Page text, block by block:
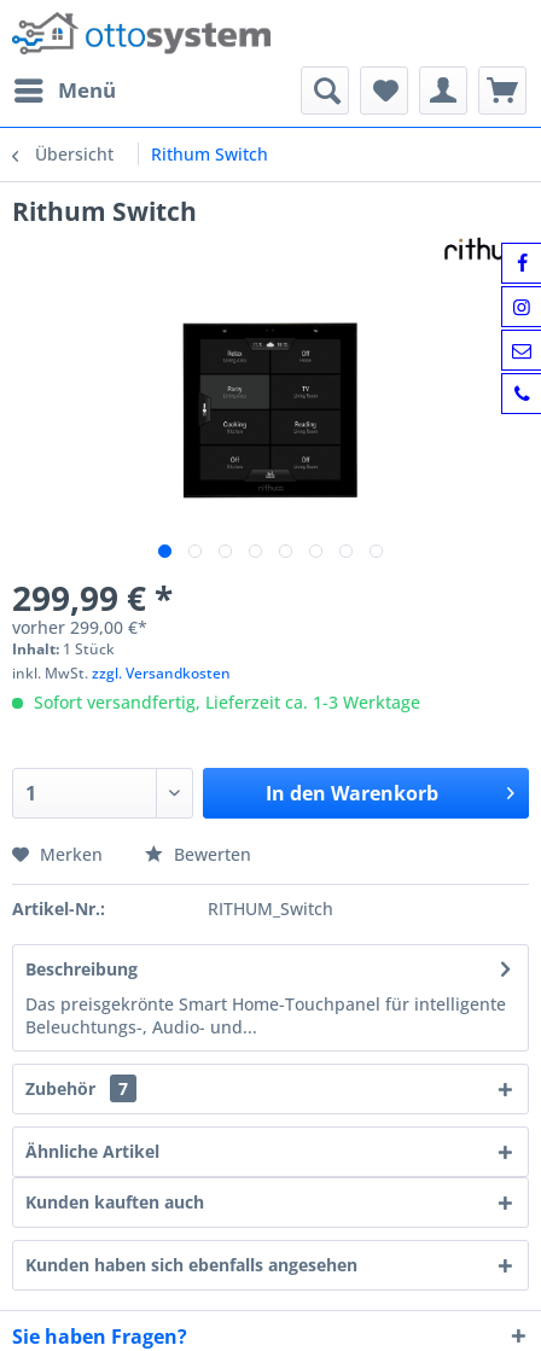
Menü
Übersicht Rithum Switch
Rithum Switch
299,99 € *
vorher 299,00 €*
Inhalt: 1 Stück
inkl. MwSt.zzgl. Versandkosten
Sofort versandfertig, Lieferzeit ca. 1-3 Werktage
In den Warenkorb
Merken Bewerten
Artikel-Nr.: RITHUM_Switch
Beschreibung
Das preisgekrönte Smart Home-Touchpanel für intelligente
Beleuchtungs-, Audio- und...
Zubehör 7
Ähnliche Artikel
Kunden kauften auch
Kunden haben sich ebenfalls angesehen
Sie haben Fragen?